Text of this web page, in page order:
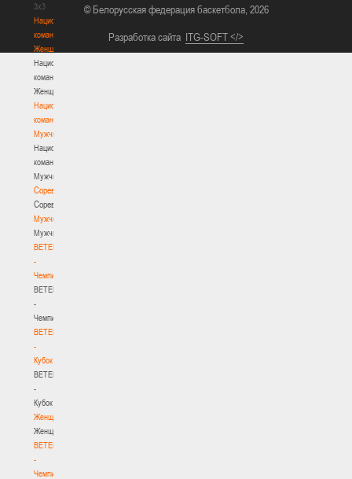
3х3
Национальная
команда.
Женщины
Национальная
команда.
Женщины
Национальная
команда.
Мужчины
Национальная
команда.
Мужчины
Соревнования
Соревнования
Мужчины
Мужчины
BETERA
-
Чемпионат
BETERA
-
Чемпионат
BETERA
-
Кубок
BETERA
-
Кубок
Женщины
Женщины
BETERA
-
Чемпионат
© Белорусская федерация баскетбола, 2026
Разработка сайта ITG-SOFT </>